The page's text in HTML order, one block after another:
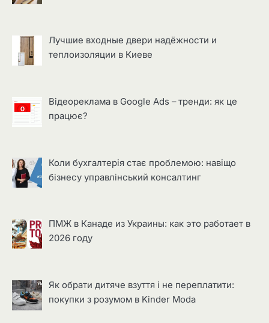
Лучшие входные двери надёжности и
теплоизоляции в Киеве
Відеореклама в Google Ads – тренди: як це
працює?
Коли бухгалтерія стає проблемою: навіщо
бізнесу управлінський консалтинг
ПМЖ в Канаде из Украины: как это работает в
2026 году
Як обрати дитяче взуття і не переплатити:
покупки з розумом в Kinder Moda